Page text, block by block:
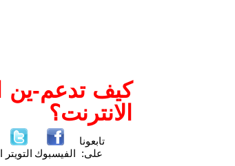
كيف تدعم-ين
الانترنت؟
تابعونا
على: الفيسبوك التويتر